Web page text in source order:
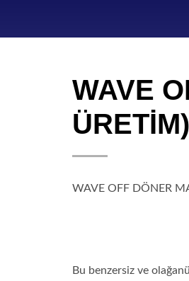
WAVE
ÜRETİM)
WAVE OFF DÖNER
Bu benzersiz ve